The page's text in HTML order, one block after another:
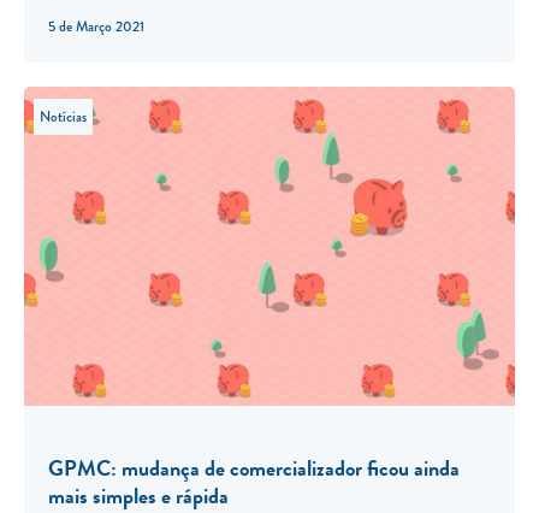
5 de Março 2021
Notícias
GPMC: mudança de comercializador ficou ainda
mais simples e rápida